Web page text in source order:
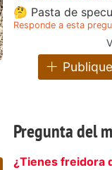
🤔 Pasta de
Responde a esta
Pregunta del
¿Tienes freidora